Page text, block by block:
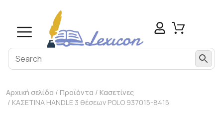
Αρχική σελίδα / Προϊόντα / Κασετίνες
/ ΚΑΣΕΤΙΝΑ HANDLE 3 θέσεων POLO 937015-8415